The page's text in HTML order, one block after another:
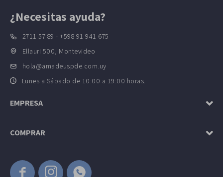
  
¿Necesitas ayuda?
2711 57 89 - +598 91 941 675
Ellauri 500, Montevideo
hola@amadeuspde.com.uy
Lunes a Sábado de 10:00 a 19:00 horas.
EMPRESA
COMPRAR